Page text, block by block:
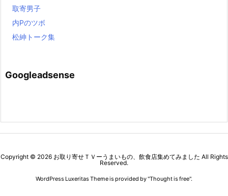
取寄男子
内Pのツボ
松紳トーク集
Googleadsense
Copyright © 2026 お取り寄せＴＶーうまいもの、飲食店集めてみました All Rights
Reserved.
WordPress Luxeritas Theme is provided by "Thought is free".